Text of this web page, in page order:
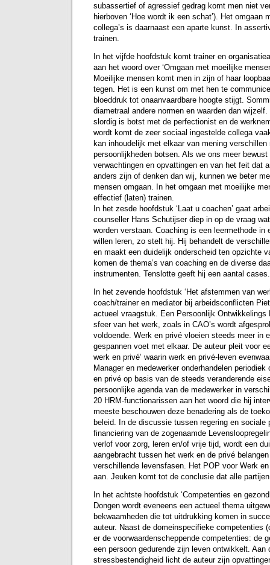
subassertief of agressief gedrag komt men niet
hierboven ‘Hoe wordt ik een schat’). Het omgaan
collega’s is daarnaast een aparte kunst. In
trainen.
In het vijfde hoofdstuk komt trainer en
aan het woord over ‘Omgaan met moeilijke
Moeilijke mensen komt men in zijn of haar
tegen. Het is een kunst om met hen te
bloeddruk tot onaanvaardbare hoogte stijgt.
diametraal andere normen en waarden dan
slordig is botst met de perfectionist en de
wordt komt de zeer sociaal ingestelde collega
kan inhoudelijk met elkaar van mening verschillen
persoonlijkheden botsen. Als we ons meer
verwachtingen en opvattingen en van het feit dat
anders zijn of denken dan wij, kunnen we beter
mensen omgaan. In het omgaan met moeilijke
effectief (laten) trainen.
In het zesde hoofdstuk ‘Laat u coachen’ gaat
counseller Hans Schutijser diep in op de vraag
worden verstaan. Coaching is een leermethode in
willen leren, zo stelt hij. Hij behandelt de
en maakt een duidelijk onderscheid ten opzichte
komen de thema’s van coaching en de diverse
instrumenten. Tenslotte geeft hij een aantal cases.
In het zevende hoofdstuk ‘Het afstemmen van
coach/trainer en mediator bij arbeidsconflicten
actueel vraagstuk. Een Persoonlijk Ontwikkelings
sfeer van het werk, zoals in CAO’s wordt
voldoende. Werk en privé vloeien steeds meer in
gespannen voet met elkaar. De auteur pleit voor
werk en privé’ waarin werk en privé-leven
Manager en medewerker onderhandelen
en privé op basis van de steeds veranderende
persoonlijke agenda van de medewerker in
20 HRM-functionarissen aan het woord die hij
meeste beschouwen deze benadering als de
beleid. In de discussie tussen regering en sociale
financiering van de zogenaamde
verlof voor zorg, leren en/of vrije tijd, wordt een
aangebracht tussen het werk en de privé
verschillende levensfasen. Het POP voor Werk
aan. Jeuken komt tot de conclusie dat alle
In het achtste hoofdstuk ‘Competenties en
Dongen wordt eveneens een actueel thema
bekwaamheden die tot uitdrukking komen in
auteur. Naast de domeinspecifieke competenties
er de voorwaardenscheppende competenties: de
een persoon gedurende zijn leven ontwikkelt. Aan
stressbestendigheid licht de auteur zijn